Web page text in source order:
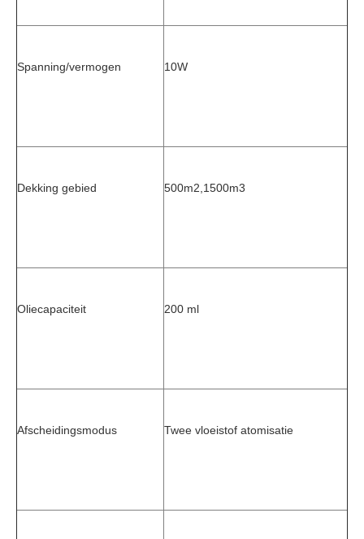
Spanning/vermogen 10W
Dekking gebied 500m2,1500m3
Oliecapaciteit 200 ml
Afscheidingsmodus Twee vloeistof atomisatie